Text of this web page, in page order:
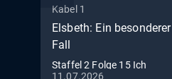
Kabel 1
Elsbeth: Ein besonderer
Fall
Staffel 2 Folge 15 Ich
11.07.2026